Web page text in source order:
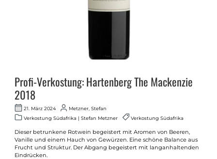
Profi-Verkostung: Hartenberg The Mackenzie
2018
21. März 2024
Metzner, Stefan
Verkostung Südafrika | Stefan Metzner
Verkostung Südafrika
Dieser betrunkene Rotwein begeistert mit Aromen von Beeren,
Vanille und einem Hauch von Gewürzen. Eine schöne Balance aus
Frucht und Struktur. Der Abgang begeistert mit langanhaltenden
Eindrücken.